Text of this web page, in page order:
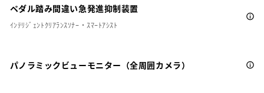
ペダル踏み間違い急発進抑制装置
ｲﾝﾃﾘｼﾞｪﾝﾄｸﾘｱﾗﾝｽｿﾅｰ・ｽﾏｰﾄｱｼｽﾄ
パノラミックビューモニター（全周囲カメラ）